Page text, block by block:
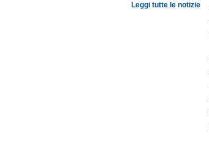
Leggi tutte le notizie